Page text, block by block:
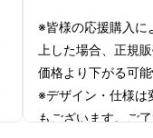
※皆様の応援購入に
上した場合、正規
価格より下がる可
※デザイン・仕様は
もございます。ご